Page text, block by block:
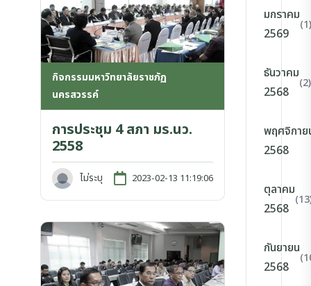
กิจกรรมมหาวิทยาลัยราชภัฏ
นครสวรรค์
การประชุม 4 สภา มร.นว.
2558
ไม่ระบุ 2023-02-13 11:19:06
มกราคม
2569
(1)
ธันวาคม
2568
(2)
พฤศจิกาย
2568
ตุลาคม
2568
กันยายน
2568